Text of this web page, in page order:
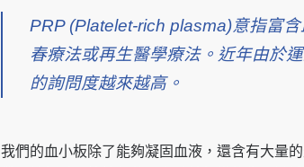
PRP (Platelet-rich plasma)意指富
春療法或再生醫學療法。近年由於
的詢問度越來越高。
我們的血小板除了能夠凝固血液，還含有大量的